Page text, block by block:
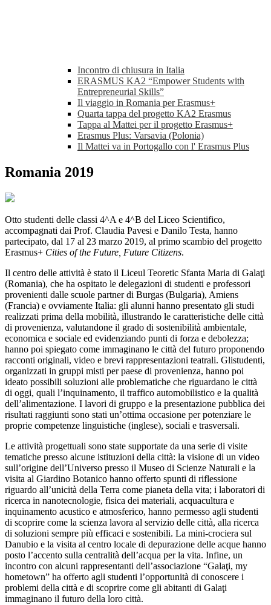
Incontro di chiusura in Italia
ERASMUS KA2 “Empower Students with
Entrepreneurial Skills”
Il viaggio in Romania per Erasmus+
Quarta tappa del progetto KA2 Erasmus
Tappa al Mattei per il progetto Erasmus+
Erasmus Plus: Varsavia (Polonia)
Il Mattei va in Portogallo con l' Erasmus Plus
Romania 2019
Otto studenti delle classi 4^A e 4^B del Liceo Scientifico,
accompagnati dai Prof. Claudia Pavesi e Danilo Testa, hanno
partecipato, dal 17 al 23 marzo 2019, al primo scambio del progetto
Erasmus+ Cities of the Future, Future Citizens.
Il centro delle attività è stato il Liceul Teoretic Sfanta Maria di Galaţi
(Romania), che ha ospitato le delegazioni di studenti e professori
provenienti dalle scuole partner di Burgas (Bulgaria), Amiens
(Francia) e ovviamente Italia: gli alunni hanno presentato gli studi
realizzati prima della mobilità, illustrando le caratteristiche delle città
di provenienza, valutandone il grado di sostenibilità ambientale,
economica e sociale ed evidenziando punti di forza e debolezza;
hanno poi spiegato come immaginano le città del futuro proponendo
racconti originali, video e brevi rappresentazioni teatrali. Glistudenti,
organizzati in gruppi misti per paese di provenienza, hanno poi
ideato possibili soluzioni alle problematiche che riguardano le città
di oggi, quali l’inquinamento, il traffico automobilistico e la qualità
dell’alimentazione. I lavori di gruppo e la presentazione pubblica dei
risultati raggiunti sono stati un’ottima occasione per potenziare le
proprie competenze linguistiche (inglese), sociali e trasversali.
Le attività progettuali sono state supportate da una serie di visite
tematiche presso alcune istituzioni della città: la visione di un video
sull’origine dell’Universo presso il Museo di Scienze Naturali e la
visita al Giardino Botanico hanno offerto spunti di riflessione
riguardo all’unicità della Terra come pianeta della vita; i laboratori di
ricerca in nanotecnologie, fisica dei materiali, acquacultura e
inquinamento acustico e atmosferico, hanno permesso agli studenti
di scoprire come la scienza lavora al servizio delle città, alla ricerca
di soluzioni sempre più efficaci e sostenibili. La mini-crociera sul
Danubio e la visita al centro locale di depurazione delle acque hanno
posto l’accento sulla centralità dell’acqua per la vita. Infine, un
incontro con alcuni rappresentanti dell’associazione “Galaţi, my
hometown” ha offerto agli studenti l’opportunità di conoscere i
problemi della città e di scoprire come gli abitanti di Galaţi
immaginano il futuro della loro città.